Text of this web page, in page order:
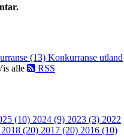
(13) Konkurranse utland
alle RSS
(10) 2024 (9) 2023 (3) 2022
2018 (20) 2017 (20) 2016 (10)